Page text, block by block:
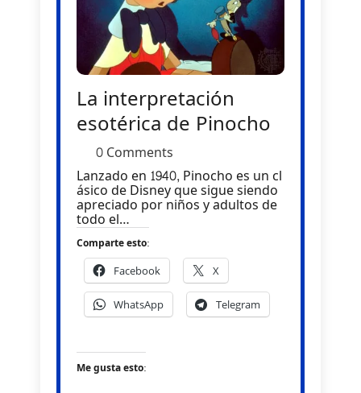
La interpretación
esotérica de Pinocho
0 Comments
Lanzado en 1940, Pinocho es un cl
ásico de Disney que sigue siendo
apreciado por niños y adultos de
todo el…
Comparte esto:
Facebook X
WhatsApp Telegram
Me gusta esto: